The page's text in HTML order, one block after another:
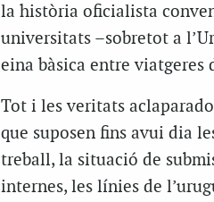
la història oficialista
universitats –sobretot a
eina bàsica entre viatgeres
Tot i les veritats
que suposen fins avui dia
treball, la situació de
internes, les línies de